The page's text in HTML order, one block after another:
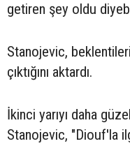
getiren şey oldu
Stanojevic,
çıktığını aktardı.
İkinci yarıyı daha
Stanojevic, "Diouf'la